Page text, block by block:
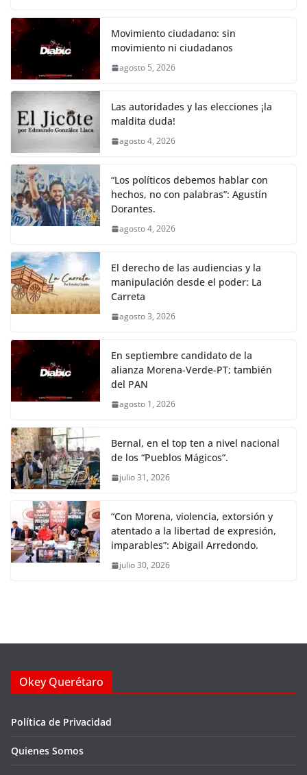
k
c
e
b
o
o
k
itt
er s
A
p
y
Li
k
gr
a
e
Movimiento ciudadano: sin
movimiento ni ciudadanos
agosto 5, 2026
Las autoridades y las elecciones ¡la
maldita duda!
agosto 4, 2026
“Los políticos debemos hablar con
hechos, no con palabras”: Agustín
Dorantes.
agosto 4, 2026
El derecho de las audiencias y la
manipulación desde el poder: La
Carreta
agosto 3, 2026
En septiembre candidato de la
alianza Morena-Verde-PT; también
del PAN
agosto 1, 2026
Bernal, en el top ten a nivel nacional
de los “Pueblos Mágicos”.
julio 31, 2026
“Con Morena, violencia, extorsión y
atentado a la libertad de expresión,
imparables”: Abigail Arredondo.
julio 30, 2026
Okey Querétaro
Política de Privacidad
Quienes Somos